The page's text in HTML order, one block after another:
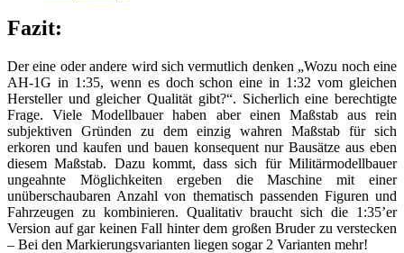
Fazit:
Der eine oder andere wird sich vermutlich denken „Wozu noch eine
AH-1G in 1:35, wenn es doch schon eine in 1:32 vom gleichen
Hersteller und gleicher Qualität gibt?“. Sicherlich eine berechtigte
Frage. Viele Modellbauer haben aber einen Maßstab aus rein
subjektiven Gründen zu dem einzig wahren Maßstab für sich
erkoren und kaufen und bauen konsequent nur Bausätze aus eben
diesem Maßstab. Dazu kommt, dass sich für Militärmodellbauer
ungeahnte Möglichkeiten ergeben die Maschine mit einer
unüberschaubaren Anzahl von thematisch passenden Figuren und
Fahrzeugen zu kombinieren. Qualitativ braucht sich die 1:35’er
Version auf gar keinen Fall hinter dem großen Bruder zu verstecken
– Bei den Markierungsvarianten liegen sogar 2 Varianten mehr!